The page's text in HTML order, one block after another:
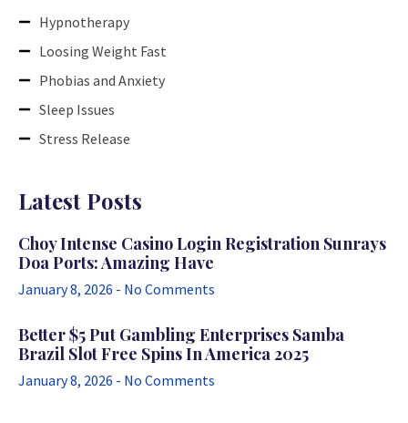
Hypnotherapy
Loosing Weight Fast
Phobias and Anxiety
Sleep Issues
Stress Release
Latest Posts
Choy Intense Casino Login Registration Sunrays
Doa Ports: Amazing Have
January 8, 2026 No Comments
Better $5 Put Gambling Enterprises Samba
Brazil Slot Free Spins In America 2025
January 8, 2026 No Comments